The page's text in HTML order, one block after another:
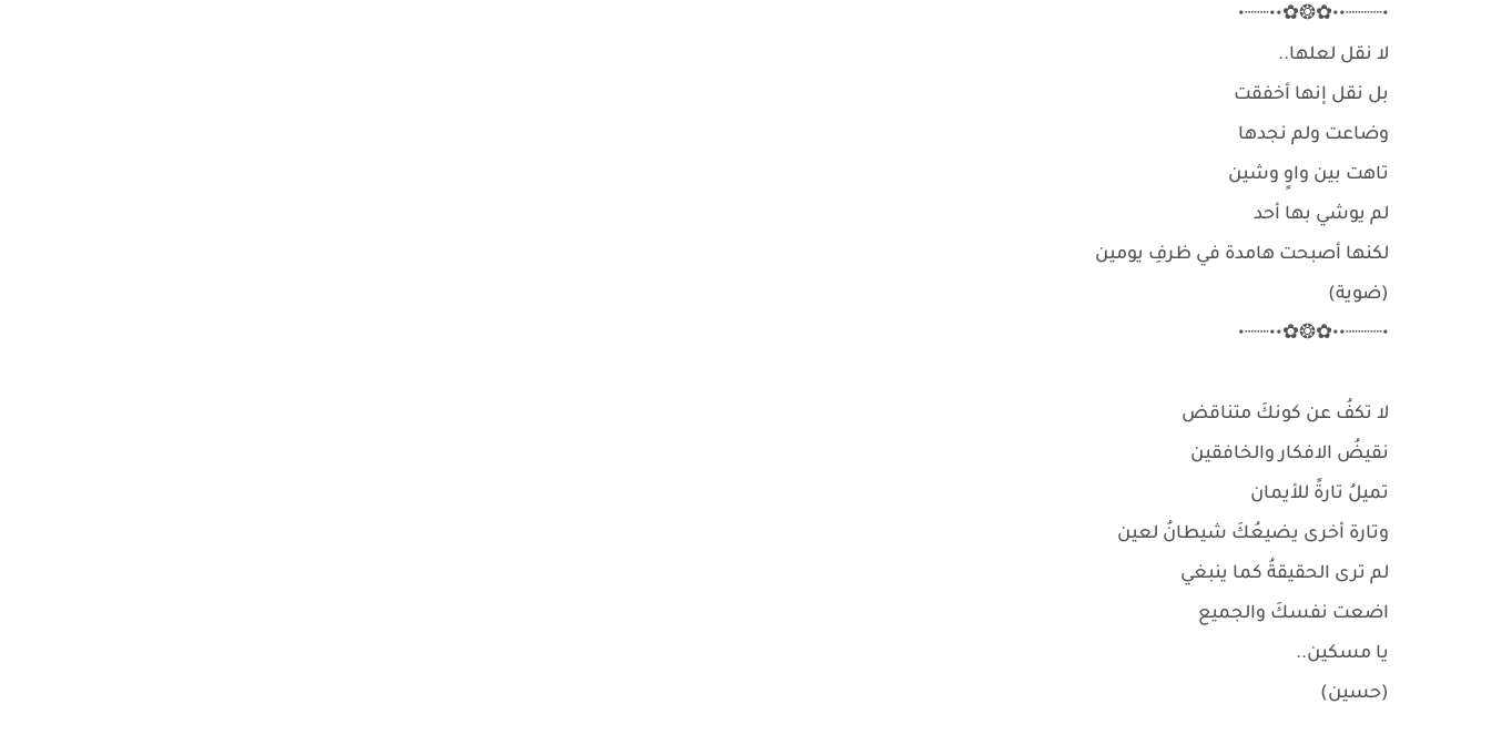
•┈┈┈••✿❂✿••┈┈•
لا نقل لعلها..
بل نقل إنها أخفقت
وضاعت ولم نجدها
تاهت بين واوٍ وشين
لم يوشي بها أحد
لكنها أصبحت هامدة في ظرفِ يومين
(ضوية)
•┈┈┈••✿❂✿••┈┈•
لا تكفُ عن كونكَ متناقض
نقيضُ الافكار والخافقين
تميلُ تارةً للأيمان
وتارة أخرى يضيعُكَ شيطانُ لعين
لم ترى الحقيقةُ كما ينبغي
اضعت نفسكَ والجميع
يا مسكين..
(حسين)